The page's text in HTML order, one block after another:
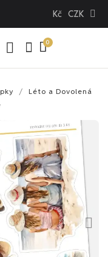
Kč CZK
Léto a Dovolená